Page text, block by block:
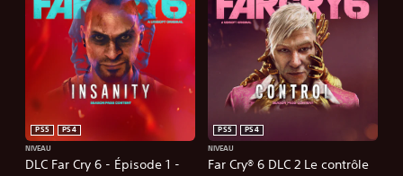
DLC Far Cry 6 - Épisode 1 -
PS5
PS4
NIVEAU
Far Cry® 6 DLC 2 Le contrôle
PS5
PS4
NIVEAU